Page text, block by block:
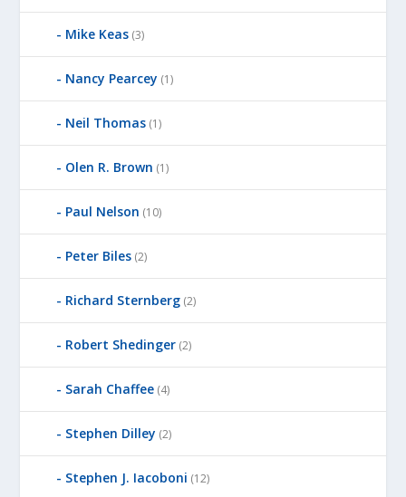
Mike Keas (3)
Nancy Pearcey (1)
Neil Thomas (1)
Olen R. Brown (1)
Paul Nelson (10)
Peter Biles (2)
Richard Sternberg (2)
Robert Shedinger (2)
Sarah Chaffee (4)
Stephen Dilley (2)
Stephen J. Iacoboni (12)